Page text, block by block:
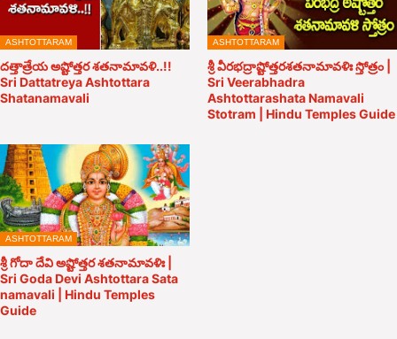
ASHTOTTARAM
దత్తాత్రేయ అష్టోత్తర శతనామావళి..!!
Sri Dattatreya Ashtottara
Shatanamavali
ASHTOTTARAM
శ్రీ వీరభద్రాష్టోత్తరశతనామావళిః స్తోత్రం |
Sri Veerabhadra
Ashtottarashata Namavali
Stotram | Hindu Temples Guide
ASHTOTTARAM
శ్రీ గోదా దేవి అష్టోత్తర శతనామావళిః |
Sri Goda Devi Ashtottara Sata
namavali | Hindu Temples
Guide